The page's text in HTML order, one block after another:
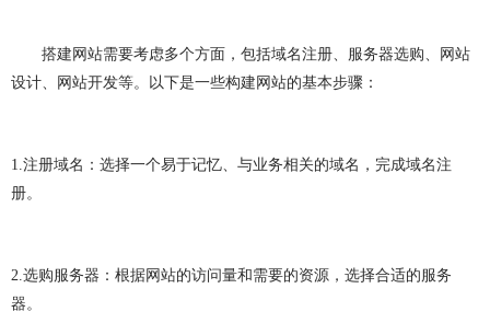
搭建网站需要考虑多个方面，包括域名注册、服务器选购、网站
设计、网站开发等。以下是一些构建网站的基本步骤：
1.注册域名：选择一个易于记忆、与业务相关的域名，完成域名注
册。
2.选购服务器：根据网站的访问量和需要的资源，选择合适的服务
器。